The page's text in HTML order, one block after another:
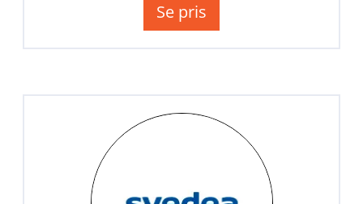
Se pris